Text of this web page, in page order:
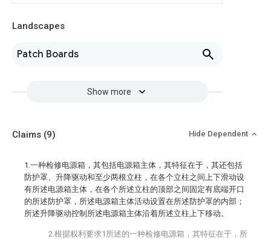
Landscapes
Patch Boards
Show more
Claims (9) Hide Dependent
1.一种检修电源箱，其包括电源箱主体，其特征在于，其还包括
防护罩、升降驱动和至少两根立柱，在各个立柱之间上下滑动设
有所述电源箱主体，在各个所述立柱的顶部之间固定有底端开口
的所述防护罩，所述电源箱主体活动设置在所述防护罩的内部；
所述升降驱动控制所述电源箱主体沿着所述立柱上下移动。
2.根据权利要求1所述的一种检修电源箱，其特征在于，所